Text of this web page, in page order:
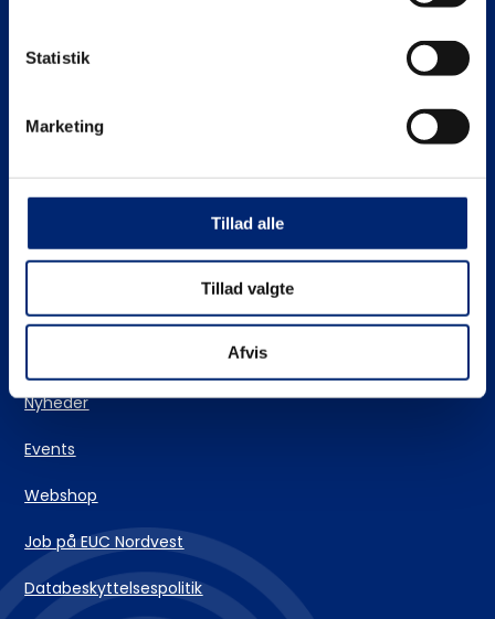
Statistik
Marketing
Tillad alle
Tillad valgte
Afvis
EUC Nordvests skolehjem
Login og IT-support
Kontakt
Nyheder
Events
Webshop
Job på EUC Nordvest
Databeskyttelsespolitik